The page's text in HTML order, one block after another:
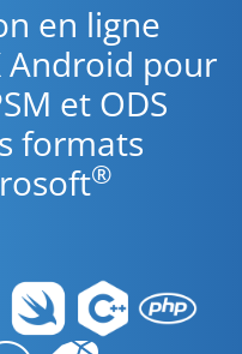
en ligne
Android pour
et ODS
formats
®